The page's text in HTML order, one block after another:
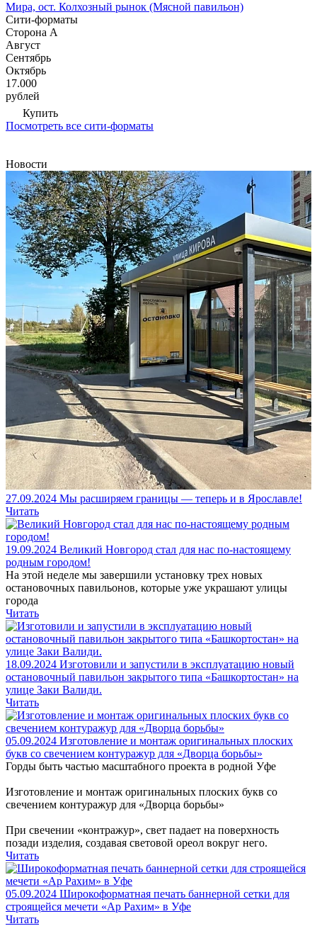
Мира, ост. Колхозный рынок (Мясной павильон)
Сити-форматы
Сторона А
Август
Сентябрь
Октябрь
17.000
рублей
Купить
Посмотреть все сити-форматы
Новости
27.09.2024 Мы расширяем границы — теперь и в Ярославле!
Читать
19.09.2024 Великий Новгород стал для нас по-настоящему
родным городом!
На этой неделе мы завершили установку трех новых
остановочных павильонов, которые уже украшают улицы
города
Читать
18.09.2024 Изготовили и запустили в эксплуатацию новый
остановочный павильон закрытого типа «Башкортостан» на
улице Заки Валиди.
Читать
05.09.2024 Изготовление и монтаж оригинальных плоских
букв со свечением контуражур для «Дворца борьбы»
Горды быть частью масштабного проекта в родной Уфе
Изготовление и монтаж оригинальных плоских букв со
свечением контуражур для «Дворца борьбы»
При свечении «контражур», свет падает на поверхность
позади изделия, создавая световой ореол вокруг него.
Читать
05.09.2024 Широкоформатная печать баннерной сетки для
строящейся мечети «Ар Рахим» в Уфе
Читать